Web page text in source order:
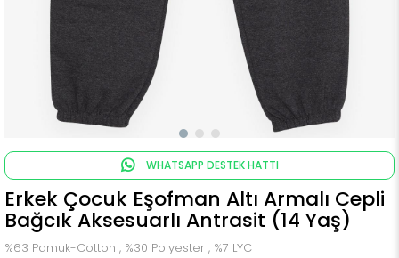
WHATSAPP DESTEK HATTI
Erkek Çocuk Eşofman Altı Armalı Cepli
Bağcık Aksesuarlı Antrasit (14 Yaş)
%63 Pamuk-Cotton , %30 Polyester , %7 LYC